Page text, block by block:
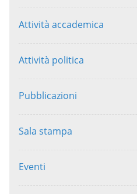
Attività accademica
Attività politica
Pubblicazioni
Sala stampa
Eventi